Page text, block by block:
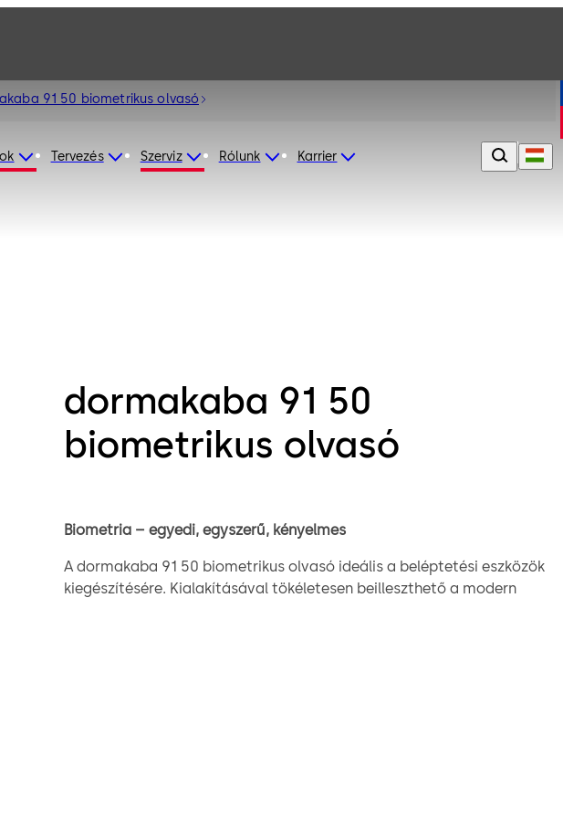
Tervezés Szerviz Rólunk Karrier
91 50 biometrikus olvasó
dormakaba 91 50
biometrikus olvasó
Biometria – egyedi, egyszerű, kényelmes
A dormakaba 91 50 biometrikus olvasó ideális a beléptetési eszközök
kiegészítésére. Kialakításával tökéletesen beilleszthető a modern